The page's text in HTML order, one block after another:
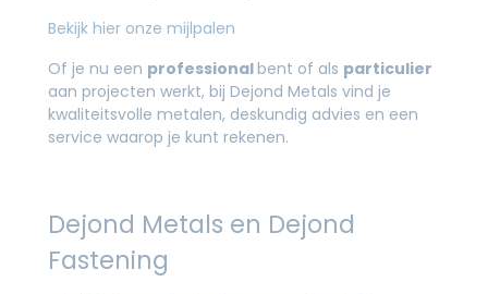
Bekijk hier onze mijlpalen
Of je nu een professionalbent of als particulier
aan projecten werkt, bij Dejond Metals vind je
kwaliteitsvolle metalen, deskundig advies en een
service waarop je kunt rekenen.
Dejond Metals en Dejond
Fastening